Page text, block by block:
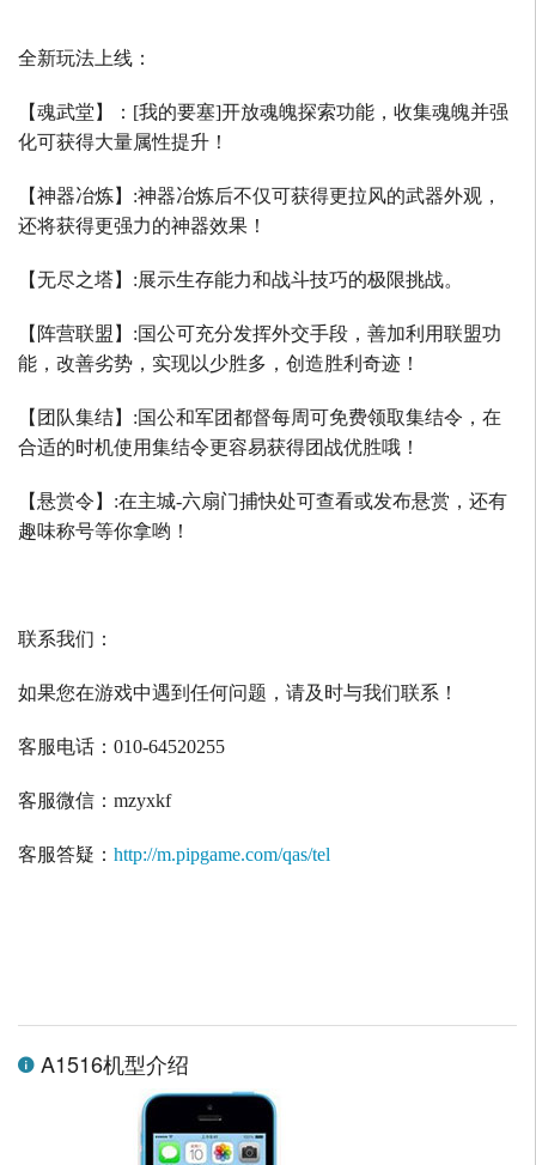
全新玩法上线：
【魂武堂】： [我的要塞]开放魂魄探索功能，收集魂魄并强
化可获得大量属性提升！
【神器冶炼】 :神器冶炼后不仅可获得更拉风的武器外观，
还将获得更强力的神器效果！
【无尽之塔】 :展示生存能力和战斗技巧的极限挑战。
【阵营联盟】 :国公可充分发挥外交手段，善加利用联盟功
能，改善劣势，实现以少胜多，创造胜利奇迹！
【团队集结】 :国公和军团都督每周可免费领取集结令，在
合适的时机使用集结令更容易获得团战优胜哦！
【悬赏令】 :在主城-六扇门捕快处可查看或发布悬赏，还有
趣味称号等你拿哟！
联系我们：
如果您在游戏中遇到任何问题，请及时与我们联系！
客服电话： 010-64520255
客服微信： mzyxkf
客服答疑： http://m.pipgame.com/qas/tel
A1516机型介绍